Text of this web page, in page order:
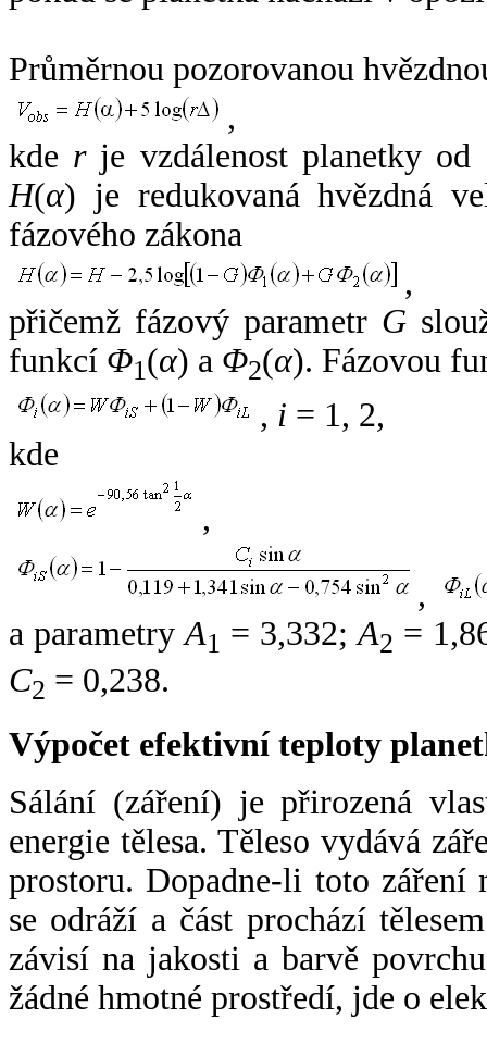
Průměrnou pozorovanou
,
kde rje vzdálenost planetky od
H(α) je redukovaná hvězdná
fázového zákona
,
přičemž fázový parametr G
funkcí Φ1(α) a Φ2(α). Fázovou
, i = 1, 2,
kde
,
,
a parametryA1 = 3,332;A2 =
C2 = 0,238.
Výpočet efektivní teploty
Sálání (záření) je přirozená
energie tělesa. Těleso vydává
prostoru. Dopadne-li toto záření
se odráží a část prochází
závisí na jakosti a barvě
žádné hmotné prostředí, jde o